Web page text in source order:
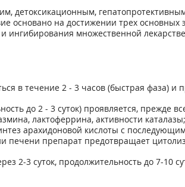
детоксикационным,
основано на достижении трех
ингибирования множественной
в течение 2 - 3 часов (быстрая фаза)
до 2 - 3 суток) проявляется, прежде
лактоферрина, активности
арахидоновой кислоты с
препарат предотвращает
2-3 суток, продолжительность до 7-10